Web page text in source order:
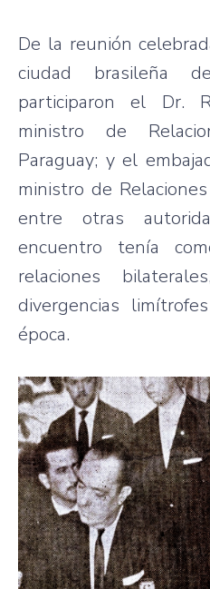
De la reunión
ciudad brasileña
participaron el Dr.
ministro de
Paraguay; y el
ministro de
entre otras
encuentro tenía
relaciones
divergencias
época.